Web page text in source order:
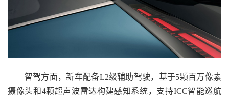
智驾方面，新车配备L2级辅助驾驶，基于5颗百万像素
摄像头和4颗超声波雷达构建感知系统，支持ICC智能巡航